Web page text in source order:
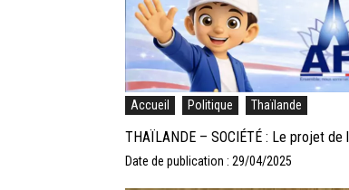
Accueil Politique Thaïlande
THAÏLANDE – SOCIÉTÉ : Le projet
Date de publication : 29/04/2025